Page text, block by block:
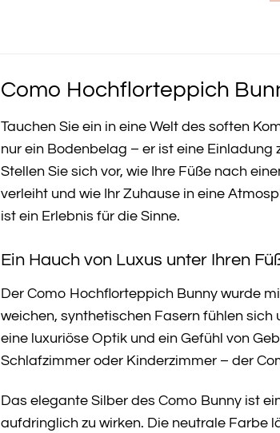
Como Hochflorteppich
Tauchen Sie ein in eine Welt des soften
nur ein Bodenbelag – er ist eine
Stellen Sie sich vor, wie Ihre Füße nach
verleiht und wie Ihr Zuhause in eine
ist ein Erlebnis für die Sinne.
Ein Hauch von Luxus unter Ihren
Der Como Hochflorteppich Bunny wurde
weichen, synthetischen Fasern fühlen
eine luxuriöse Optik und ein Gefühl von
Schlafzimmer oder Kinderzimmer – der
Das elegante Silber des Como Bunny ist
aufdringlich zu wirken. Die neutrale Farbe